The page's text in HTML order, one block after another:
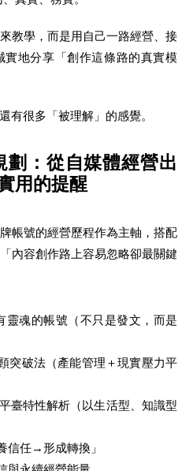
教學，而是用自己一路經營、接
地分享「創作這條路的真實模
有很多「被理解」的感覺。
劃：從自媒體經營出
用的提醒
帳號的經營歷程作為主軸，搭配
內容創作路上容易忽略卻最關鍵
靈魂的帳號（不只是發文，而是
突破法（產能管理＋現實壓力平
臺特性解析（以生活型、知識型
信任→形成轉換」